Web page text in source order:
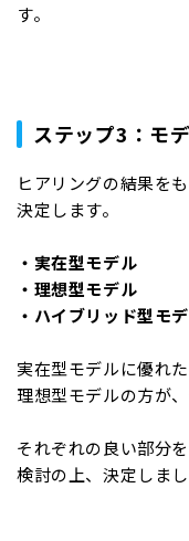
す。
ステップ3：モ
ヒアリングの結果を
決定します。
・実在型モデル
・理想型モデル
・ハイブリッド型モ
実在型モデルに優れ
理想型モデルの方が
それぞれの良い部分
検討の上、決定しまし